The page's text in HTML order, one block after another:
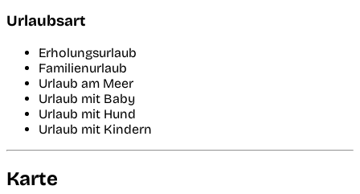
Urlaubsart
Erholungsurlaub
Familienurlaub
Urlaub am Meer
Urlaub mit Baby
Urlaub mit Hund
Urlaub mit Kindern
Karte